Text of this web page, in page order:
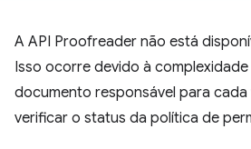
A API Proofreader não está
Isso ocorre devido à
documento responsável para cada
verificar o status da política de